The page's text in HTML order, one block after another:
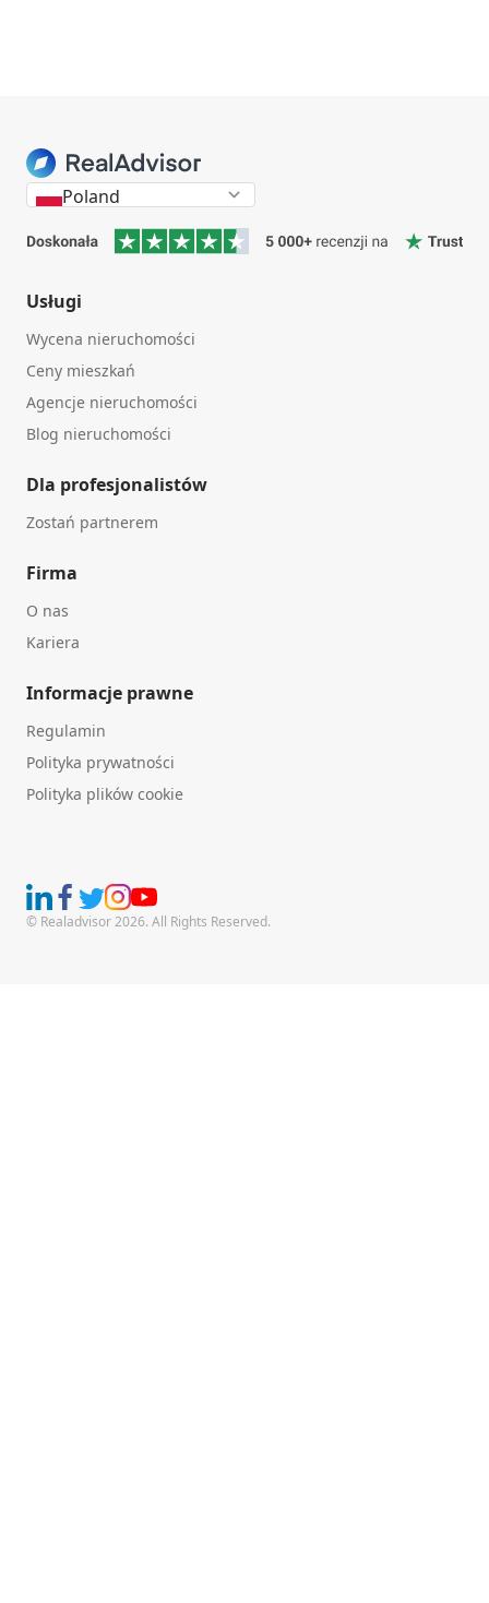
Poland
Usługi
Wycena nieruchomości
Ceny mieszkań
Agencje nieruchomości
Blog nieruchomości
Dla profesjonalistów
Zostań partnerem
Firma
O nas
Kariera
Informacje prawne
Regulamin
Polityka prywatności
Polityka plików cookie
© Realadvisor 2026. All Rights Reserved.